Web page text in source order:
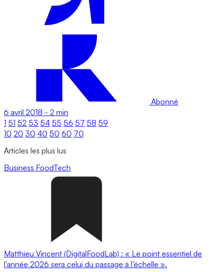
Abonné
6 avril 2018 - 2 min
1 51 52 53 54 55 56 57 58 59
10 20 30 40 50 60 70
Articles les plus lus
Business FoodTech
Matthieu Vincent (DigitalFoodLab) : « Le point essentiel de
l’année 2026 sera celui du passage à l’échelle ».